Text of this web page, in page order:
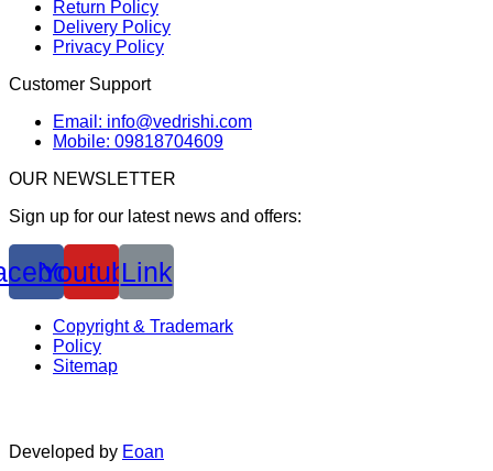
Return Policy
Delivery Policy
Privacy Policy
Customer Support
Email: info@vedrishi.com
Mobile: 09818704609
OUR NEWSLETTER
Sign up for our latest news and offers:
YoutubeLink
Copyright & Trademark
Policy
Sitemap
Developed by Eoan